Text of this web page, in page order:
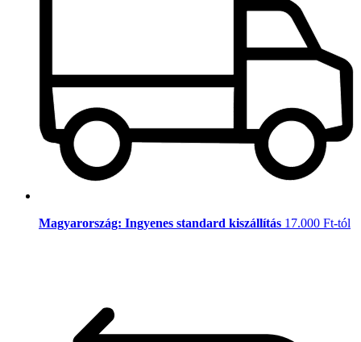
Magyarország: Ingyenes standard kiszállítás 17.000 Ft-tól